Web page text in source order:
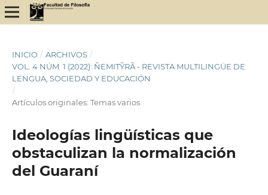
INICIO / ARCHIVOS /
VOL. 4 NÚM. 1 (2022): ÑEMITỸRÃ - REVISTA MULTILINGÜE DE
LENGUA, SOCIEDAD Y EDUCACIÓN
/
Artículos originales: Temas varios
Ideologías lingüísticas que
obstaculizan la normalización
del Guaraní